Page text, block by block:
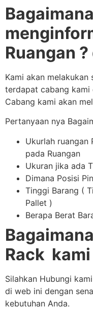
Ruangan
Kami akan melakukan
terdapat cabang kami
Cabang kami akan
Pertanyaan nya
Ukurlah
pada Ruangan
Ukuran jika ada
Dimana Posisi
Tinggi Barang (
Pallet )
Berapa Berat
Rack
Silahkan Hubungi
di web ini dengan
kebutuhan Anda.